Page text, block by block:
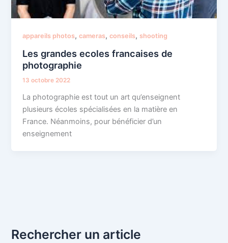
appareils photos,cameras,conseils,shooting
Les grandes ecoles francaises de
photographie
13 octobre 2022
La photographie est tout un art qu’enseignent
plusieurs écoles spécialisées en la matière en
France. Néanmoins, pour bénéficier d’un
enseignement
Rechercher un article